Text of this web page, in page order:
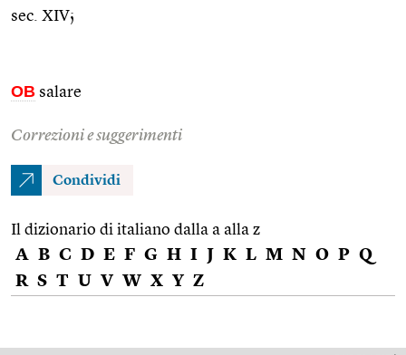
sec. XIV;
OB salare
Correzioni e suggerimenti
Condividi
Il dizionario di italiano dalla a alla z
A B C D E F G H I J K L M N O P Q
R S T U V W X Y Z